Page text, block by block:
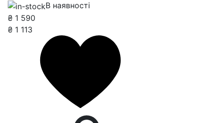
В наявності
₴ 1 590
₴ 1 113